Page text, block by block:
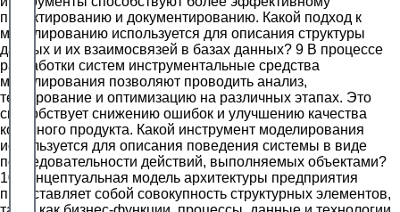
проектированию и документированию. Какой подход к
моделированию используется для описания структуры
данных и их взаимосвязей в базах данных? 9 В процессе
разработки систем инструментальные средства
моделирования позволяют проводить анализ,
тестирование и оптимизацию на различных этапах. Это
способствует снижению ошибок и улучшению качества
конечного продукта. Какой инструмент моделирования
используется для описания поведения системы в виде
последовательности действий, выполняемых объектами?
10 Концептуальная модель архитектуры предприятия
представляет собой совокупность структурных элементов,